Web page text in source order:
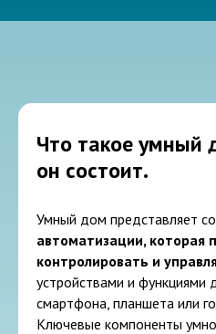
Что такое умный
он состоит.
Умный дом представляет
автоматизации, которая
контролировать и
устройствами и
смартфона, планшета или
Ключевые компоненты